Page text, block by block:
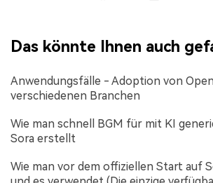
Das könnte Ihnen auch
Anwendungsfälle - Adoption von
verschiedenen Branchen
Wie man schnell BGM für mit KI
Sora erstellt
Wie man vor dem offiziellen Start auf